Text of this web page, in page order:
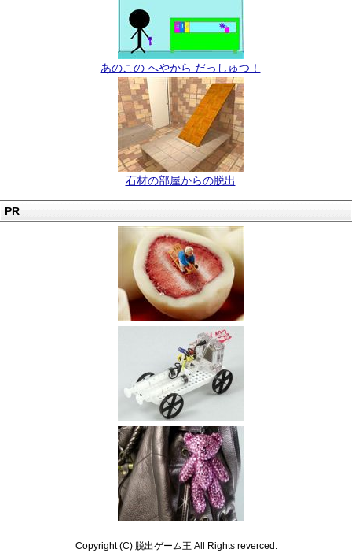
あのこの へやから だっしゅつ！
石材の部屋からの脱出
PR
Copyright (C) 脱出ゲーム王 All Rights reverced.